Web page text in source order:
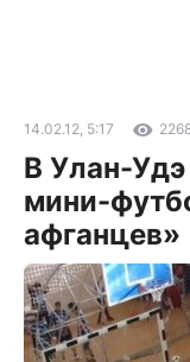
14.02.12, 5:17
В Улан-
мини-
афганцев»